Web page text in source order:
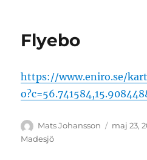
Flyebo
https://www.eniro.se/
Författare
Mats Johansson maj 23,
Madesjö